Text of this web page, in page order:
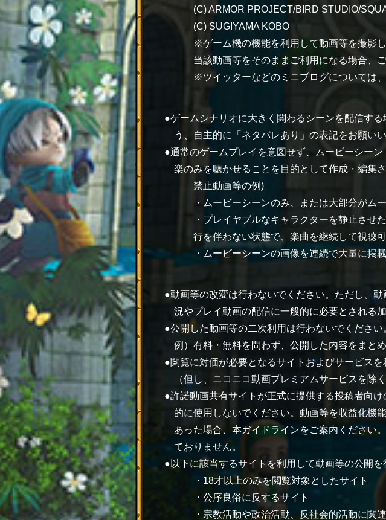
(C) ARMOR PROJECT/BIRD STUDIO/
(C) SUGIYAMA KOBO
※ゲーム機の機能を利用して動画等を撮影
当該動画等をそのままご利用になる場合、
※ツイッターなどのミニブログについては
ゲームシナリオに大きく関わるシーンを配信す
う、自主的に「ネタバレあり」の表記をお願いい
通常のゲームプレイを意図せず、ムービーシー
楽のみを聴かせることを目的として作成・編集
禁止動画等の例)
・ムービーシーンのみ、または大部分がム
・プレイヤブルなキャラクターを静止させ
行を伴わない状態で、楽曲を継続して視聴
・ムービーシーンの画像を連続で大量に掲
動画等の改変は行わないでください。ただし、
況やプレイ動画の配信に一般的に必要とされる
公開した動画等の二次利用は行わないでください
例）有料・無料を問わず、公開した内容をまと
閲覧に対価が必要となるサイトおよびサービス
（但し、ニコニコ動画プレミアムサービスを除く
許諾動画共有サイトが正式に提供する投稿者向
的に使用しないでください。動画等を収益化機
あった場合、本ガイドラインをご案内ください
ておりません。
以下に該当するサイトを利用して動画等の公開を
・18才以上のみを閲覧対象としたサイト
・公序良俗に反するサイト
・宗教活動や政治活動、反社会的活動に関